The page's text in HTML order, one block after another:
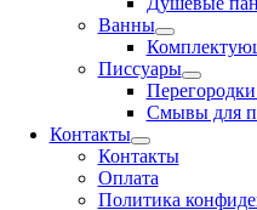
Ванны
Писсуары
Смывы для
Контакты
Контакты
Оплата
Политика